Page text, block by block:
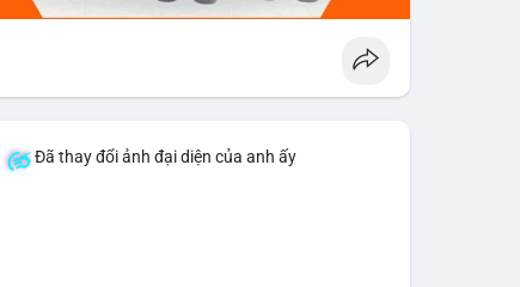
Đã thay đổi ảnh đại diện của anh ấy